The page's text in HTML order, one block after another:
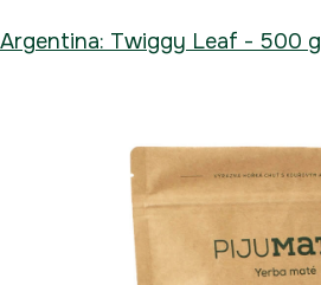
Argentina: Twiggy Leaf - 500 g